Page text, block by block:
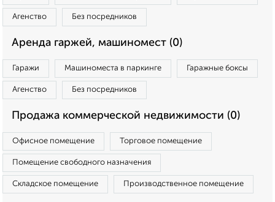
Агенство Без посредников
Аренда гаржей, машиномест (0)
Гаражи Машиноместа в паркинге Гаражные боксы
Агенство Без посредников
Продажа коммерческой недвижимости (0)
Офисное помещение Торговое помещение
Помещение свободного назначения
Складское помещение Производственное помещение